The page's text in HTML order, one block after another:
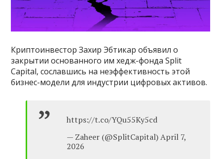
Криптоинвестор Захир Эбтикар объявил о
закрытии основанного им хедж-фонда Split
Capital, сославшись на неэффективность этой
бизнес-модели для индустрии цифровых активов.
https://t.co/YQu55Ky5cd
— Zaheer (@SplitCapital) April 7,
2026